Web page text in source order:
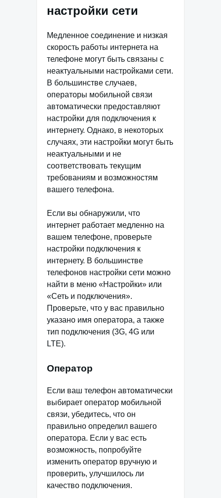
настройки сети
Медленное соединение и низкая
скорость работы интернета на
телефоне могут быть связаны с
неактуальными настройками сети.
В большинстве случаев,
операторы мобильной связи
автоматически предоставляют
настройки для подключения к
интернету. Однако, в некоторых
случаях, эти настройки могут быть
неактуальными и не
соответствовать текущим
требованиям и возможностям
вашего телефона.
Если вы обнаружили, что
интернет работает медленно на
вашем телефоне, проверьте
настройки подключения к
интернету. В большинстве
телефонов настройки сети можно
найти в меню «Настройки» или
«Сеть и подключения».
Проверьте, что у вас правильно
указано имя оператора, а также
тип подключения (3G, 4G или
LTE).
Оператор
Если ваш телефон автоматически
выбирает оператор мобильной
связи, убедитесь, что он
правильно определил вашего
оператора. Если у вас есть
возможность, попробуйте
изменить оператор вручную и
проверить, улучшилось ли
качество подключения.